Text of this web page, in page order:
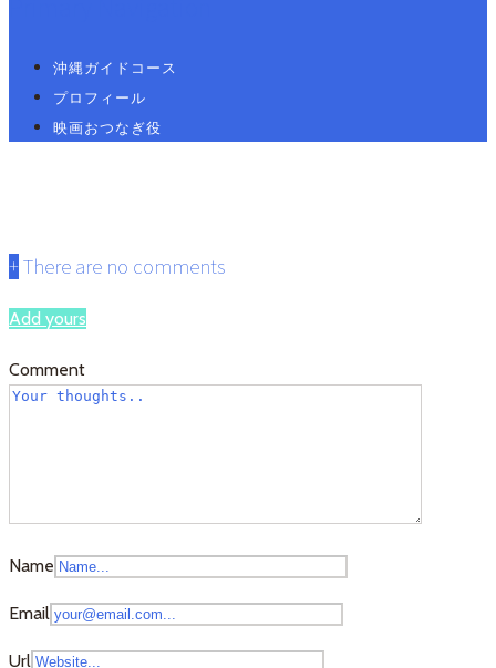
沖縄ガイドコース
プロフィール
映画おつなぎ役
+There are no comments
Add yours
Comment
Name
Email
Url